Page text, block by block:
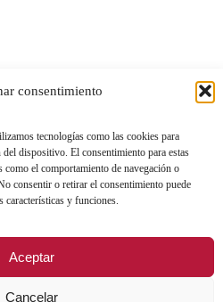
consentimiento
tecnologías como las cookies para
dispositivo. El consentimiento para estas
el comportamiento de navegación o
consentir o retirar el consentimiento puede
características y funciones.
Aceptar
Cancelar
DE ACTIVIDADES DE TRATAMIENTO